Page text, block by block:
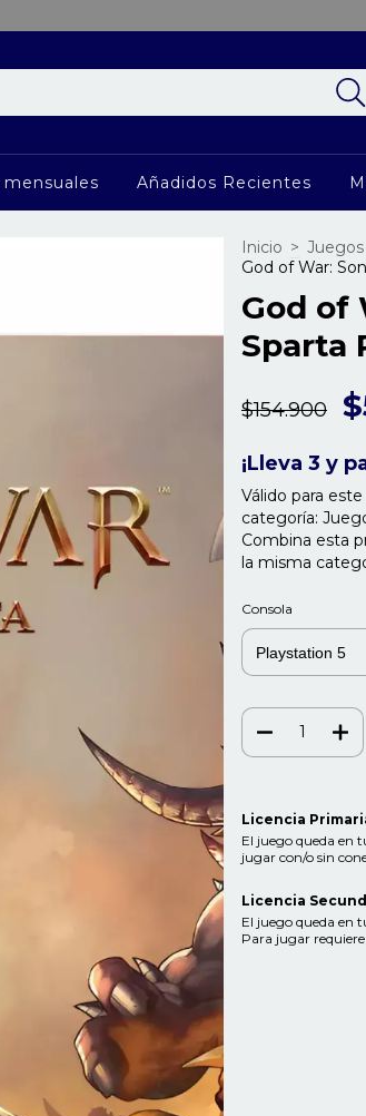
Añadidos Recientes
Inicio > Juegos
God of War:
God of
Sparta
$154.900
¡Lleva 3 y
Válido para
categoría:
Combina esta
la misma
Consola
Licencia
El juego queda en
jugar con/o sin
Licencia
El juego queda en
Para jugar